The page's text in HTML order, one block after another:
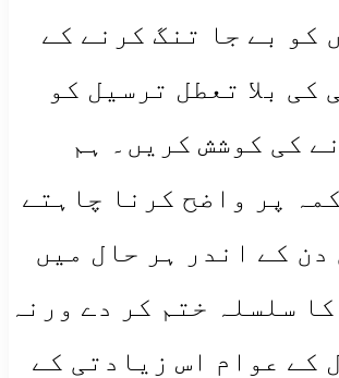
کو بے جا تنگ کرنے کے
کی بلا تعطل ترسیل کو
کی کوشش کریں۔ ہم
پر واضح کرنا چاہتے
دن کے اندر ہر حال میں
سلسلہ ختم کر دے ورنہ
کے عوام اس زیادتی کے